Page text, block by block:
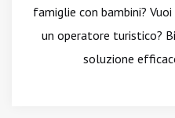
famiglie con bambini?
un operatore turistico?
soluzione